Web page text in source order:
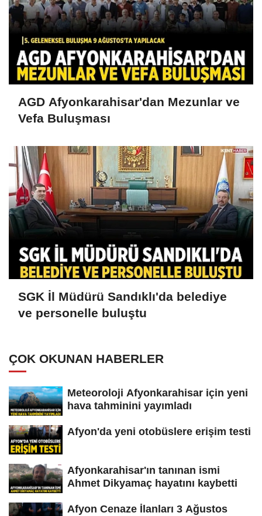
AGD Afyonkarahisar'dan Mezunlar ve
Vefa Buluşması
SGK İl Müdürü Sandıklı'da belediye
ve personelle buluştu
ÇOK OKUNAN HABERLER
Meteoroloji Afyonkarahisar için yeni
hava tahminini yayımladı
Afyon'da yeni otobüslere erişim testi
Afyonkarahisar'ın tanınan ismi
Ahmet Dikyamaç hayatını kaybetti
Afyon Cenaze İlanları 3 Ağustos